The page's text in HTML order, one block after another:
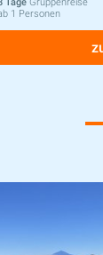
Tage Gruppenreise
1 Personen